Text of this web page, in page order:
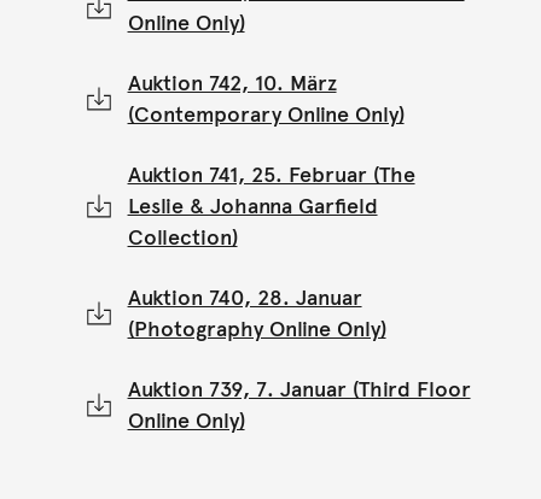
Online Only)
Auktion 742, 10. März
(Contemporary Online Only)
Auktion 741, 25. Februar (The
Leslie & Johanna Garfield
Collection)
Auktion 740, 28. Januar
(Photography Online Only)
Auktion 739, 7. Januar (Third Floor
Online Only)